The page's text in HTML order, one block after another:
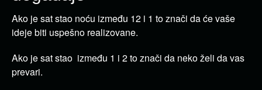
Ako je sat stao noću između 12 i 1 to znači da će vaše
ideje biti uspešno realizovane.
Ako je sat stao između 1 i 2 to znači da neko želi da vas
prevari.